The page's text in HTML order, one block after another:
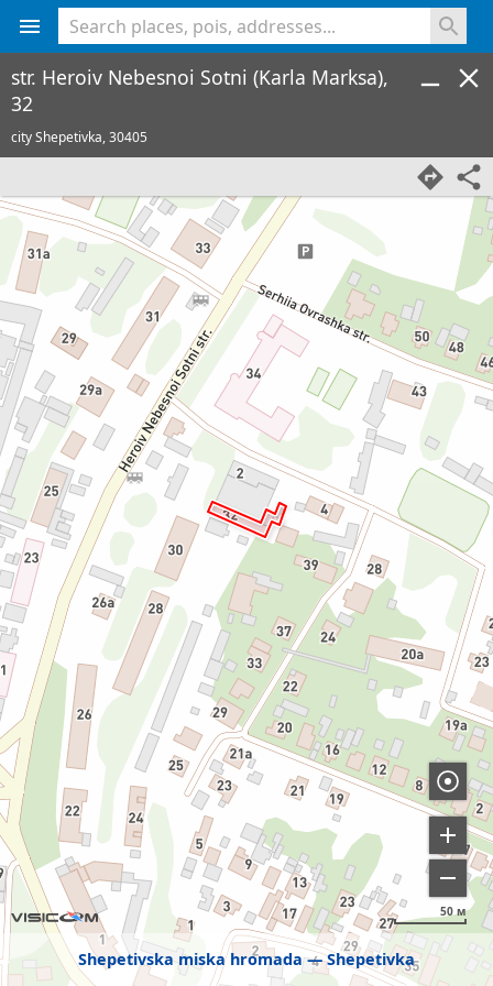
Shepetivska miska hromada Shepetivka
50 м
str. Heroiv Nebesnoi Sotni (Karla Marksa),
32
city Shepetivka,30405
<% console.log(hcard) %>